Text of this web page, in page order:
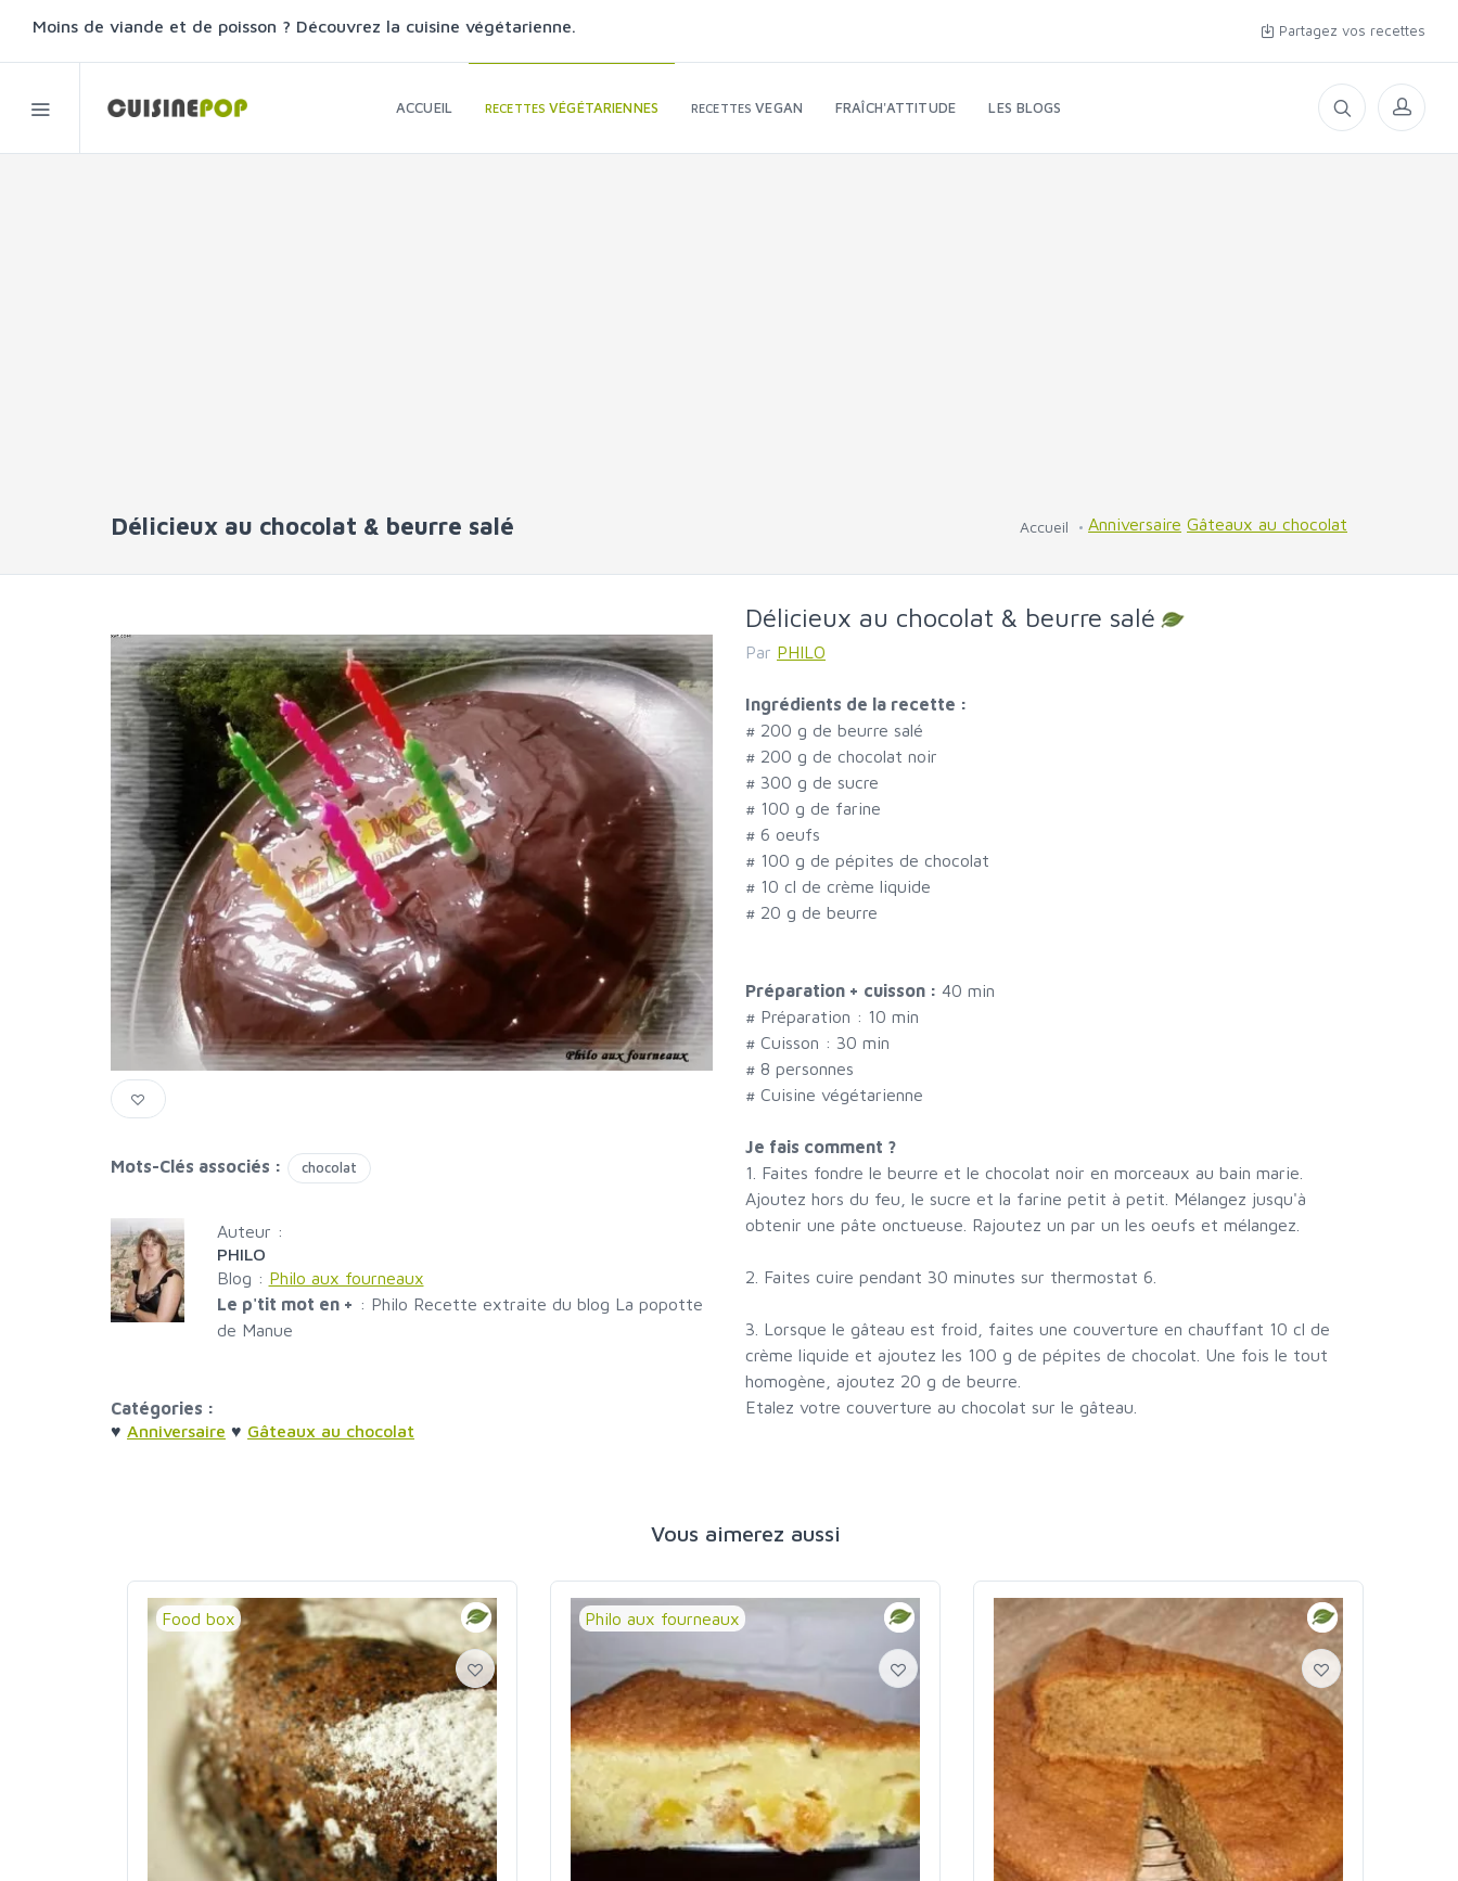
Moins de viande et de poisson ? Découvrez la cuisine végétarienne. Partagez vos recettes
ACCUEIL RECETTESVÉGÉTARIENNES RECETTESVEGAN FRAÎCH'ATTITUDE LES BLOGS
Délicieux au chocolat & beurre salé Accueil Anniversaire Gâteaux au chocolat
Mots-Clés associés : chocolat
Auteur :
PHILO
Blog : Philo aux fourneaux
Le p'tit mot en + : Philo Recette extraite du blog La popotte
de Manue
Catégories :
♥ Anniversaire ♥ Gâteaux au chocolat
Délicieux au chocolat & beurre salé
Par PHILO
Ingrédients de la recette :
# 200 g de beurre salé
# 200 g de chocolat noir
# 300 g de sucre
# 100 g de farine
# 6 oeufs
# 100 g de pépites de chocolat
# 10 cl de crème liquide
# 20 g de beurre
Préparation + cuisson : 40 min
# Préparation : 10 min
# Cuisson : 30 min
# 8 personnes
# Cuisine végétarienne
Je fais comment ?
1. Faites fondre le beurre et le chocolat noir en morceaux au bain marie.
Ajoutez hors du feu, le sucre et la farine petit à petit. Mélangez jusqu'à
obtenir une pâte onctueuse. Rajoutez un par un les oeufs et mélangez.
2. Faites cuire pendant 30 minutes sur thermostat 6.
3. Lorsque le gâteau est froid, faites une couverture en chauffant 10 cl de
crème liquide et ajoutez les 100 g de pépites de chocolat. Une fois le tout
homogène, ajoutez 20 g de beurre.
Etalez votre couverture au chocolat sur le gâteau.
Vous aimerez aussi
Food box Philo aux fourneaux